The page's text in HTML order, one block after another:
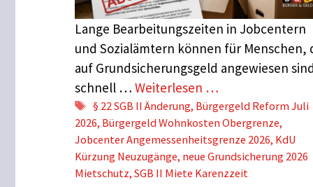
Lange Bearbeitungszeiten in Jobcentern
und Sozialämtern können für Menschen,
auf Grundsicherungsgeld angewiesen
schnell … Weiterlesen …
Schlagwörter
§ 22 SGB II Änderung, Bürgergeld Reform Juli
2026, Bürgergeld Wohnkosten Obergrenze,
Jobcenter Angemessenheitsgrenze 2026, KdU
Kürzung Neuzugänge, neue Grundsicherung 2026
Mietschutz, SGB II Miete Karenzzeit